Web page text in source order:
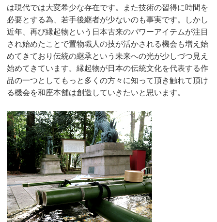
は現代では大変希少な存在です。また技術の習得に時間を
必要とする為、若手後継者が少ないのも事実です。しかし
近年、再び縁起物という日本古来のパワーアイテムが注目
され始めたことで置物職人の技が活かされる機会も増え始
めてきており伝統の継承という未来への光が少しづつ見え
始めてきています。縁起物が日本の伝統文化を代表する作
品の一つとしてもっと多くの方々に知って頂き触れて頂け
る機会を和座本舗は創造していきたいと思います。